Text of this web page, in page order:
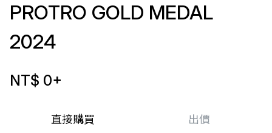
直接購買 出價
PROTRO GOLD MEDAL
2024
NT$ 0+